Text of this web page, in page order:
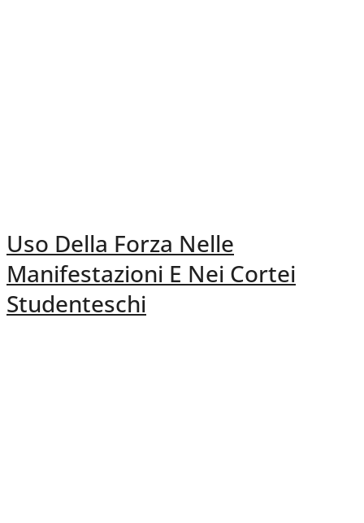
Uso Della Forza Nelle
Manifestazioni E Nei Cortei
Studenteschi